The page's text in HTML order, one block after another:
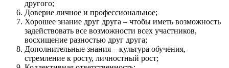
другого;
Доверие личное и профессиональное;
Хорошее знание друг друга – чтобы иметь возможность
задействовать все возможности всех участников,
восхищение разностью друг друга;
Дополнительные знания – культура обучения,
стремление к росту, личностный рост;